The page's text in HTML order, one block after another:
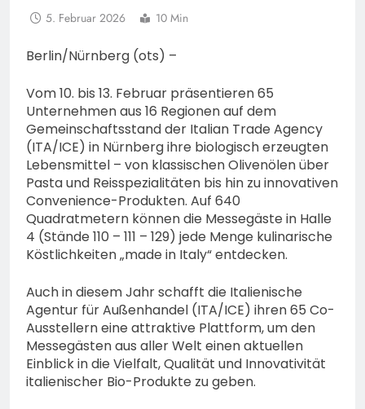
5. Februar 2026 10 Min
Berlin/Nürnberg (ots) –
Vom 10. bis 13. Februar präsentieren 65
Unternehmen aus 16 Regionen auf dem
Gemeinschaftsstand der Italian Trade Agency
(ITA/ICE) in Nürnberg ihre biologisch erzeugten
Lebensmittel – von klassischen Olivenölen über
Pasta und Reisspezialitäten bis hin zu innovativen
Convenience-Produkten. Auf 640
Quadratmetern können die Messegäste in Halle
4 (Stände 110 – 111 – 129) jede Menge kulinarische
Köstlichkeiten „made in Italy“ entdecken.
Auch in diesem Jahr schafft die Italienische
Agentur für Außenhandel (ITA/ICE) ihren 65 Co-
Ausstellern eine attraktive Plattform, um den
Messegästen aus aller Welt einen aktuellen
Einblick in die Vielfalt, Qualität und Innovativität
italienischer Bio-Produkte zu geben.